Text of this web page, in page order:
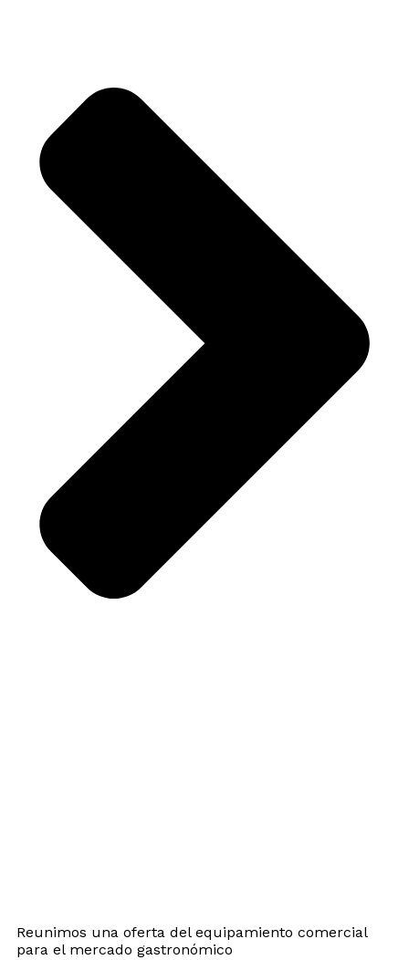
Reunimos una oferta del equipamiento comercial
para el mercado gastronómico